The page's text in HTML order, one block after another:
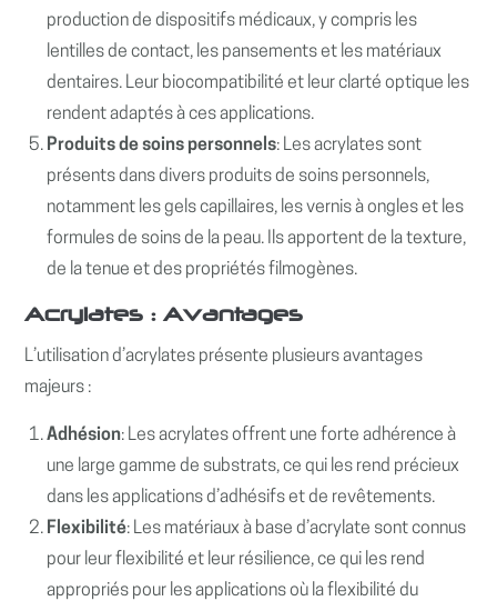
production de dispositifs médicaux, y compris les
lentilles de contact, les pansements et les matériaux
dentaires. Leur biocompatibilité et leur clarté optique les
rendent adaptés à ces applications.
Produits de soins personnels: Les acrylates sont
présents dans divers produits de soins personnels,
notamment les gels capillaires, les vernis à ongles et les
formules de soins de la peau. Ils apportent de la texture,
de la tenue et des propriétés filmogènes.
Acrylates : Avantages
L’utilisation d’acrylates présente plusieurs avantages
majeurs :
Adhésion: Les acrylates offrent une forte adhérence à
une large gamme de substrats, ce qui les rend précieux
dans les applications d’adhésifs et de revêtements.
Flexibilité: Les matériaux à base d’acrylate sont connus
pour leur flexibilité et leur résilience, ce qui les rend
appropriés pour les applications où la flexibilité du